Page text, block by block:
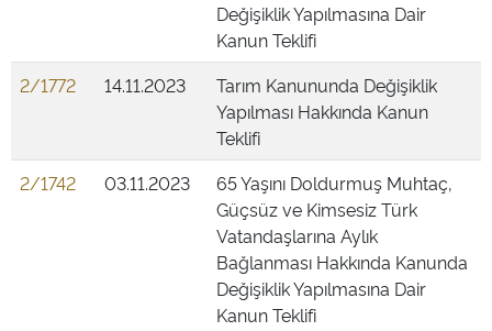
Değişiklik Yapılmasına Dair
Kanun Teklifi
2/1772
14.11.2023
Tarım Kanununda Değişiklik
Yapılması Hakkında Kanun
Teklifi
2/1742
03.11.2023
65 Yaşını Doldurmuş Muhtaç,
Güçsüz ve Kimsesiz Türk
Vatandaşlarına Aylık
Bağlanması Hakkında Kanunda
Değişiklik Yapılmasına Dair
Kanun Teklifi